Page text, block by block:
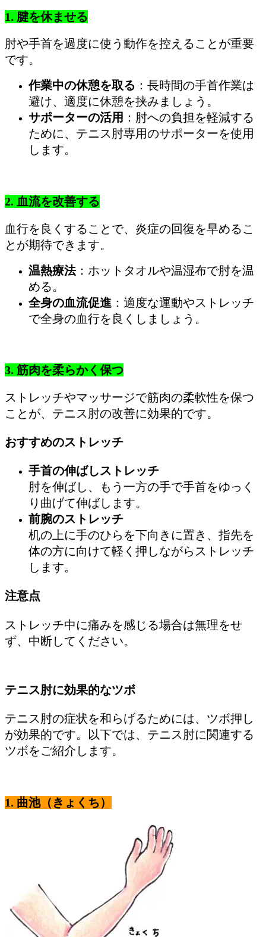
1. 腱を休ませる
肘や手首を過度に使う動作を控えることが重要
です。
作業中の休憩を取る ：長時間の手首作業は
避け、適度に休憩を挟みましょう。
サポーターの活用 ：肘への負担を軽減する
ために、テニス肘専用のサポーターを使用
します。
2. 血流を改善する
血行を良くすることで、炎症の回復を早めるこ
とが期待できます。
温熱療法：ホットタオルや温湿布で肘を温
める。
全身の血流促進 ：適度な運動やストレッチ
で全身の血行を良くしましょう。
3. 筋肉を柔らかく保つ
ストレッチやマッサージで筋肉の柔軟性を保つ
ことが、テニス肘の改善に効果的です。
おすすめのストレッチ
手首の伸ばしストレッチ
肘を伸ばし、もう一方の手で手首をゆっく
り曲げて伸ばします。
前腕のストレッチ
机の上に手のひらを下向きに置き、指先を
体の方に向けて軽く押しながらストレッチ
します。
注意点
ストレッチ中に痛みを感じる場合は無理をせ
ず、中断してください。
テニス肘に効果的なツボ
テニス肘の症状を和らげるためには、ツボ押し
が効果的です。以下では、テニス肘に関連する
ツボをご紹介します。
1. 曲池（きょくち）